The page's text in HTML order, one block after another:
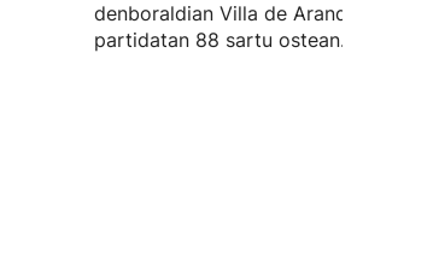
denboraldian Villa de Arandan 27
partidatan 88 sartu ostean.